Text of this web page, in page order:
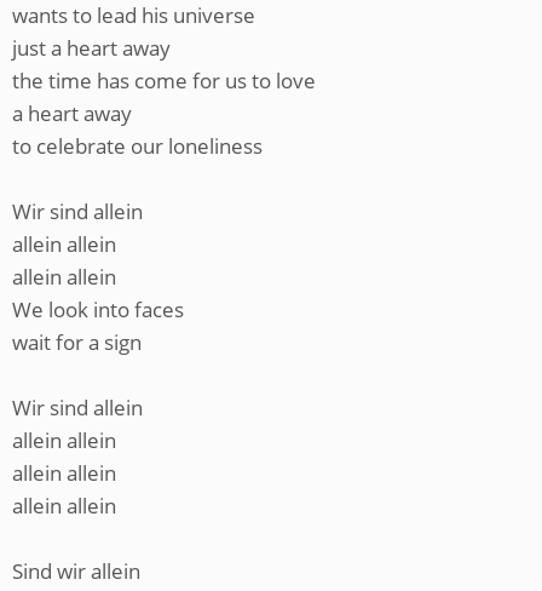
wants to lead his universe
just a heart away
the time has come for us to love
a heart away
to celebrate our loneliness
Wir sind allein
allein allein
allein allein
We look into faces
wait for a sign
Wir sind allein
allein allein
allein allein
allein allein
Sind wir allein